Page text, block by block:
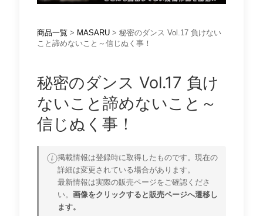
商品一覧 > MASARU > 秘密のダンス Vol.17 負けない
こと諦めないこと～信じぬく事！
秘密のダンス Vol.17 負け
ないこと諦めないこと～
信じぬく事！
掲載情報は登録時に取得したものです。現在の
詳細は変更されている場合があります。
最新情報は実際の販売ページをご確認くださ
い。 画像をクリックすると販売ページへ遷移し
ます。